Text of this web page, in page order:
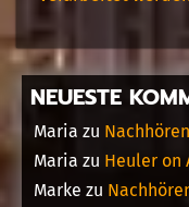
NEUESTE
Maria zu
Maria zu Heuler on
Marke zu